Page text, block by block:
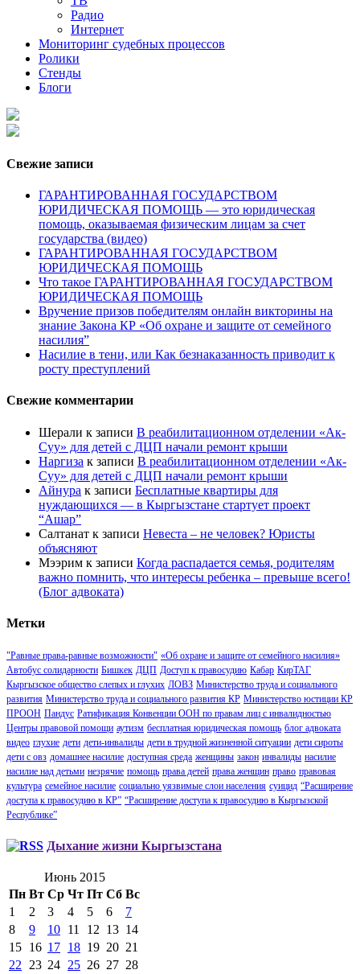
Радио
Интернет
Мониторинг судебных процессов
Ролики
Стенды
Блоги
Свежие записи
ГАРАНТИРОВАННАЯ ГОСУДАРСТВОМ
ЮРИДИЧЕСКАЯ ПОМОЩЬ — это юридическая
помощь, оказываемая физическим лицам за счет
государства (видео)
ГАРАНТИРОВАННАЯ ГОСУДАРСТВОМ
ЮРИДИЧЕСКАЯ ПОМОЩЬ
Что такое ГАРАНТИРОВАННАЯ ГОСУДАРСТВОМ
ЮРИДИЧЕСКАЯ ПОМОЩЬ
Вручение призов победителям онлайн викторины на
знание Закона КР «Об охране и защите от семейного
насилия”
Насилие в тени, или Как безнаказанность приводит к
росту преступлений
Свежие комментарии
Шерали к записи В реабилитационном отделении «Ак-
Суу» для детей с ДЦП начали ремонт крыши
Наргиза к записи В реабилитационном отделении «Ак-
Суу» для детей с ДЦП начали ремонт крыши
Айнура к записи Бесплатные квартиры для
нуждающихся — в Кыргызстане стартует проект
“Ашар”
Салтанат к записи Невеста – не человек? Юристы
объясняют
Мээрим к записи Когда распадается семья, родителям
важно помнить, что интересы ребенка – превыше всего!
(Блог адвоката)
Метки
"Равные права-равные возможности" «Об охране и защите от семейного насилия»
Автобус солидарности Бишкек ДЦП Доступ к правосудию Кабар КирТАГ
Кыргызское общество слепых и глухих ЛОВЗ Министерство труда и социального
развития Министерство труда и социального развития КР Министерство юстиции КР
ПРООН Пандус Ратификация Конвенции ООН по правам лиц с инвалидностью
Центры правовой помощи аутизм бесплатная юридическая помощь блог адвоката
видео глухие дети дети-инвалиды дети в трудной жизненной ситуации дети сироты
дети с овз домашнее насилие доступная среда женщины закон инвалиды насилие
насилие над детьми незрячие помощь права детей права женщин право правовая
культура семейное насилие социально уязвимые слои населения суицид “Расширение
доступа к правосудию в КР” “Расширение доступа к правосудию в Кыргызской
Республике”
Дыхание жизни Кыргызстана
Июнь 2015
Пн Вт Ср Чт Пт Сб Вс
1
2 3 4 5 6
7
8
9 10 11 12 13 14
15 16 17 18 19 20 21
22
23 24 25 26 27 28